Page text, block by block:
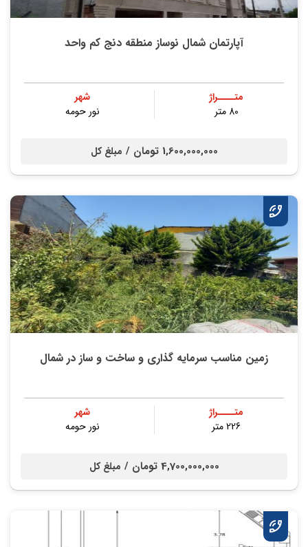
آپارتمان شمال نوساز منطقه دنج کم واحد
متــــراژ
80 متر
شهر
نور حومه
1,600,000,000 تومان / مبلغ کل
زمین مناسب سرمایه گذاری و ساخت و ساز در شمال
متــــراژ
226 متر
شهر
نور حومه
4,700,000,000 تومان / مبلغ کل